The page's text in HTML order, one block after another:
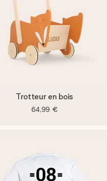
Trotteur en bois
64,99 €